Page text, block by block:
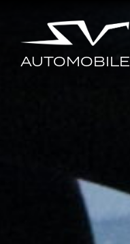
AUTOMOBILE